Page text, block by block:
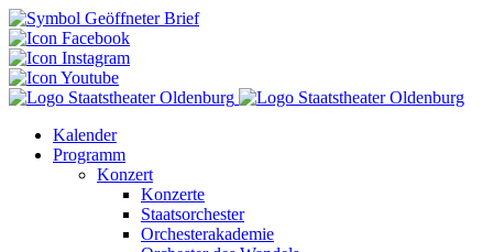
Kalender
Programm
Konzert
Konzerte
Staatsorchester
Orchesterakademie